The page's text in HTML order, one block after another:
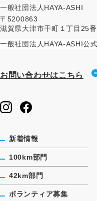
一般社団法人HAYA-ASHI
〒5200863
滋賀県大津市千町１丁目25
一般社団法人HAYA-ASHI公
お問い合わせはこちら
新着情報
100km部門
42km部門
ボランティア募集